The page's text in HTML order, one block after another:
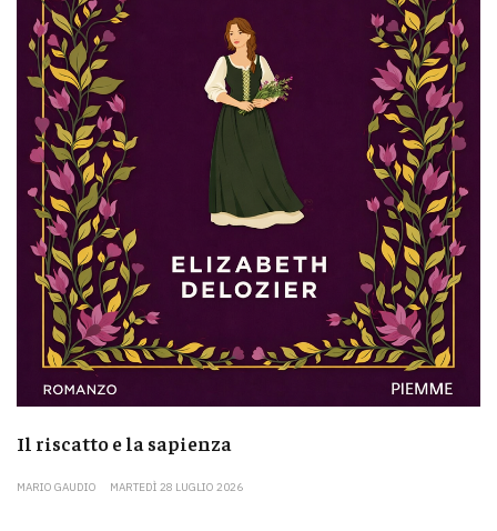
Il riscatto e la sapienza
MARIO GAUDIO MARTEDÌ 28 LUGLIO 2026